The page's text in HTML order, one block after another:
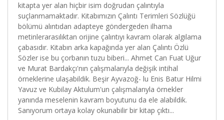
kitapta yer alan hiçbir isim doğrudan çalıntıyla
suçlanmamaktadır. Kitabımızın Çalıntı Terimleri Sözlüğü
bölümü alıntıdan adapteye göndergeden ilhama
metinlerarasılıktan orijine çalıntıyı kavram olarak algılama
çabasıdır. Kitabın arka kapağında yer alan Çalıntı Özlü
Sözler ise bu çorbanın tuzu biberi... Ahmet Can Fuat Uğur
ve Murat Bardakçı'nın çalışmalarıyla değişik intihal
örneklerine ulaşabildik. Beşir Ayvazoğ- lu Enis Batur Hilmi
Yavuz ve Kubilay Aktulum'un çalışmalarıyla örnekler
yanında meselenin kavram boyutunu da ele alabildik.
Sanıyorum ortaya kolay okunabilir bir kitap çıktı...